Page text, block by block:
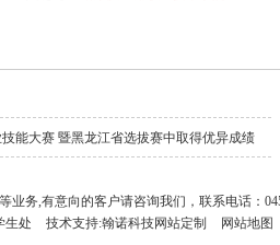
能大赛 暨黑龙江省选拔赛中取得优异成绩
等业务,有意向的客户请咨询我们，联系电话：
生处 技术支持:翰诺科技网站定制 网站地图